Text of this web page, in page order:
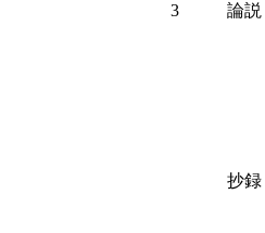
3
論説
抄録